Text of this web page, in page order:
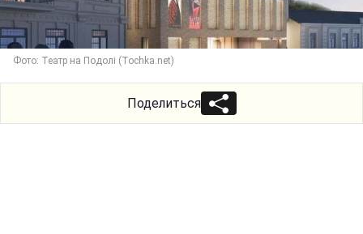
Фото: Театр на Подолі (Tochka.net)
Поделиться